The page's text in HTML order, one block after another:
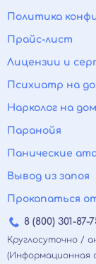
Политика
Прайс-лист
Лицензии и
Психиатр на
Нарколог на дом
Паранойя
Панические
Вывод из запоя
Прокапаться
8 (800) 301-87-
Круглосуточно /
(Информационная